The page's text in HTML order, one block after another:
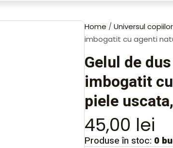
Home / Universul copiilor
imbogatit cu agenti
Gelul de
imbogatit
piele
45,00 lei
Produse în stoc: 0